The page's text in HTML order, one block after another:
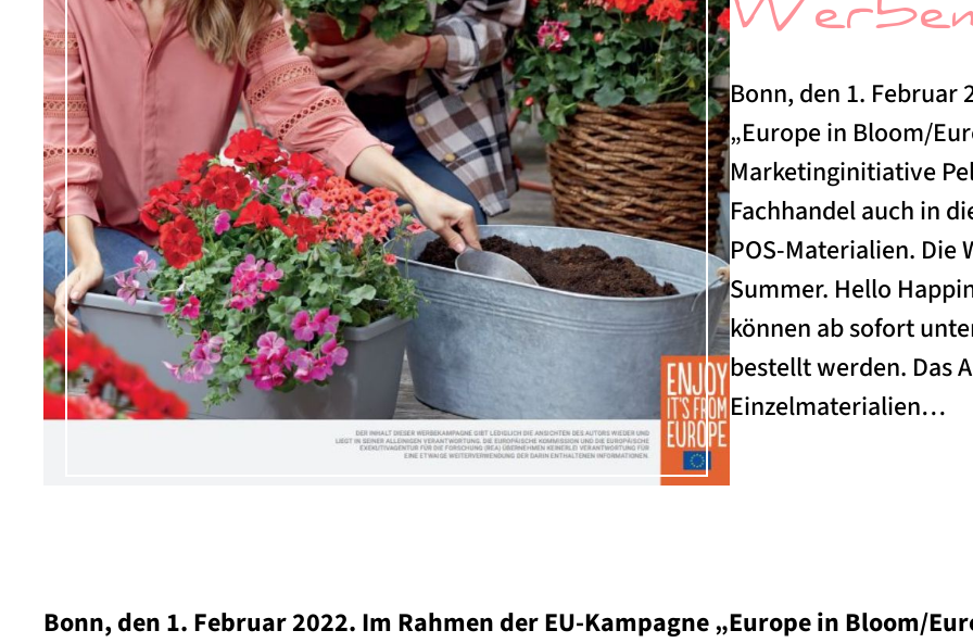
Bonn, den 1. Februar
„Europe in Bloom/
Marketinginitiative
Fachhandel auch in
POS-Materialien.
Summer. Hello
können ab sofort
bestellt werden. Das
Einzelmaterialien…
Bonn, den 1. Februar 2022. Im Rahmen der EU-Kampagne „Europe in Bloom/